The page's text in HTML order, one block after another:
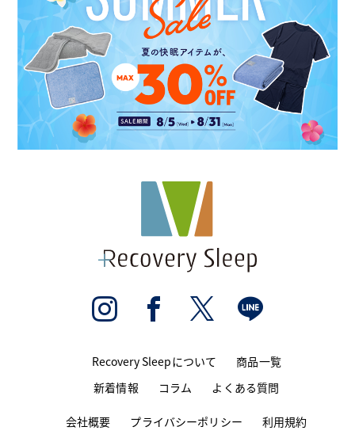
Recovery Sleepについて
商品一覧
新着情報
コラム よくある質問
会社概要 プライバシーポリシー 利用規約